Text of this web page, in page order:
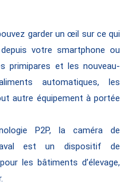
garder un œil sur ce qui
votre smartphone ou
primipares et les nouveau-
automatiques, les
autre équipement à portée
P2P, la caméra de
est un dispositif de
les bâtiments d’élevage,